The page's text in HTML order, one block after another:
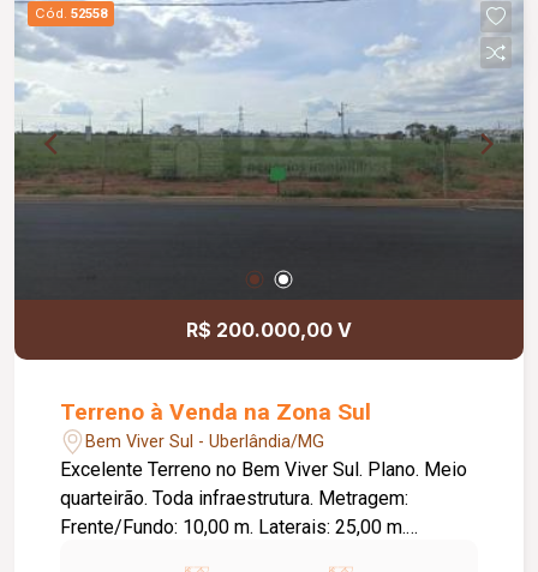
Cód. 52558
R$ 200.000,00 V
Terreno à Venda na Zona Sul
Bem Viver Sul - Uberlândia/MG
Excelente Terreno no Bem Viver Sul. Plano. Meio
quarteirão. Toda infraestrutura. Metragem:
Frente/Fundo: 10,00 m. Laterais: 25,00 m.